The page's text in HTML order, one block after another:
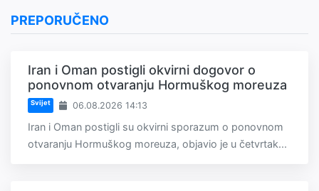
PREPORUČENO
Iran i Oman postigli okvirni dogovor o
ponovnom otvaranju Hormuškog moreuza
Svijet 06.08.2026 14:13
Iran i Oman postigli su okvirni sporazum o ponovnom
otvaranju Hormuškog moreuza, objavio je u četvrtak...